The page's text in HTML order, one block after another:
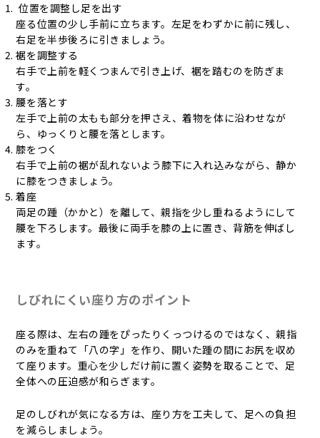
位置を調整し足を出す
座る位置の少し手前に立ちます。左足をわずかに前に残し、
右足を半歩後ろに引きましょう。
裾を調整する
右手で上前を軽くつまんで引き上げ、裾を踏むのを防ぎま
す。
腰を落とす
左手で上前の太もも部分を押さえ、着物を体に沿わせなが
ら、ゆっくりと腰を落とします。
膝をつく
右手で上前の裾が乱れないよう膝下に入れ込みながら、静か
に膝をつきましょう。
着座
両足の踵（かかと）を離して、親指を少し重ねるようにして
腰を下ろします。最後に両手を膝の上に置き、背筋を伸ばし
ます。
しびれにくい座り方のポイント
座る際は、左右の踵をぴったりくっつけるのではなく、親指
のみを重ねて「八の字」を作り、開いた踵の間にお尻を収め
て座ります。重心を少しだけ前に置く姿勢を取ることで、足
全体への圧迫感が和らぎます。
足のしびれが気になる方は、座り方を工夫して、足への負担
を減らしましょう。